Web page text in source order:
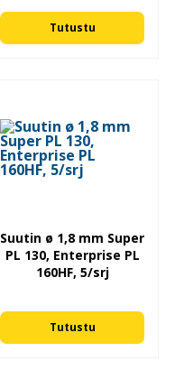
Tutustu
Suutin ø 1,8 mm Super
PL 130, Enterprise PL
160HF, 5/srj
Tutustu